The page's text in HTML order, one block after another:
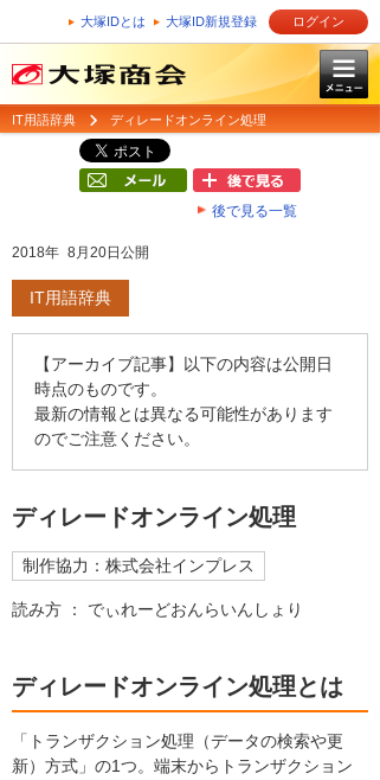
大塚IDとは 大塚ID新規登録 ログイン
IT用語辞典 ディレードオンライン処理
後で見る一覧
2018年 8月20日公開
IT用語辞典
【アーカイブ記事】以下の内容は公開日
時点のものです。
最新の情報とは異なる可能性があります
のでご注意ください。
ディレードオンライン処理
制作協力：株式会社インプレス
読み方 ： でぃれーどおんらいんしょり
ディレードオンライン処理とは
「トランザクション処理（データの検索や更
新）方式」の1つ。端末からトランザクション